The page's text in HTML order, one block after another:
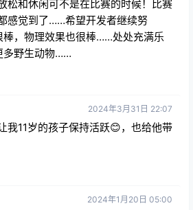
松和休闲可不是在比赛的时候！比赛
感觉到了……希望开发者继续努
，物理效果也很棒……处处充满乐
野生动物……
2024年3月31日 22:07
我11岁的孩子保持活跃😊，也给他带
2024年1月20日 05:00